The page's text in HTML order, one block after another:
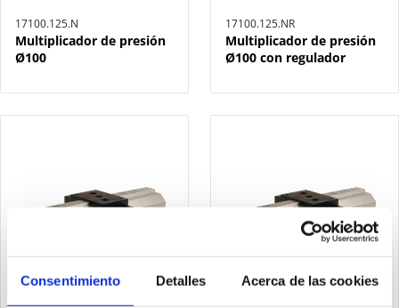
Consentimiento Detalles Acerca de las cookies
17100.125.N
Multiplicador de presión
Ø100
17100.125.NR
Multiplicador de presión
Ø100 con regulador